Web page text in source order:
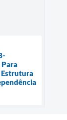
Para
Estrutura